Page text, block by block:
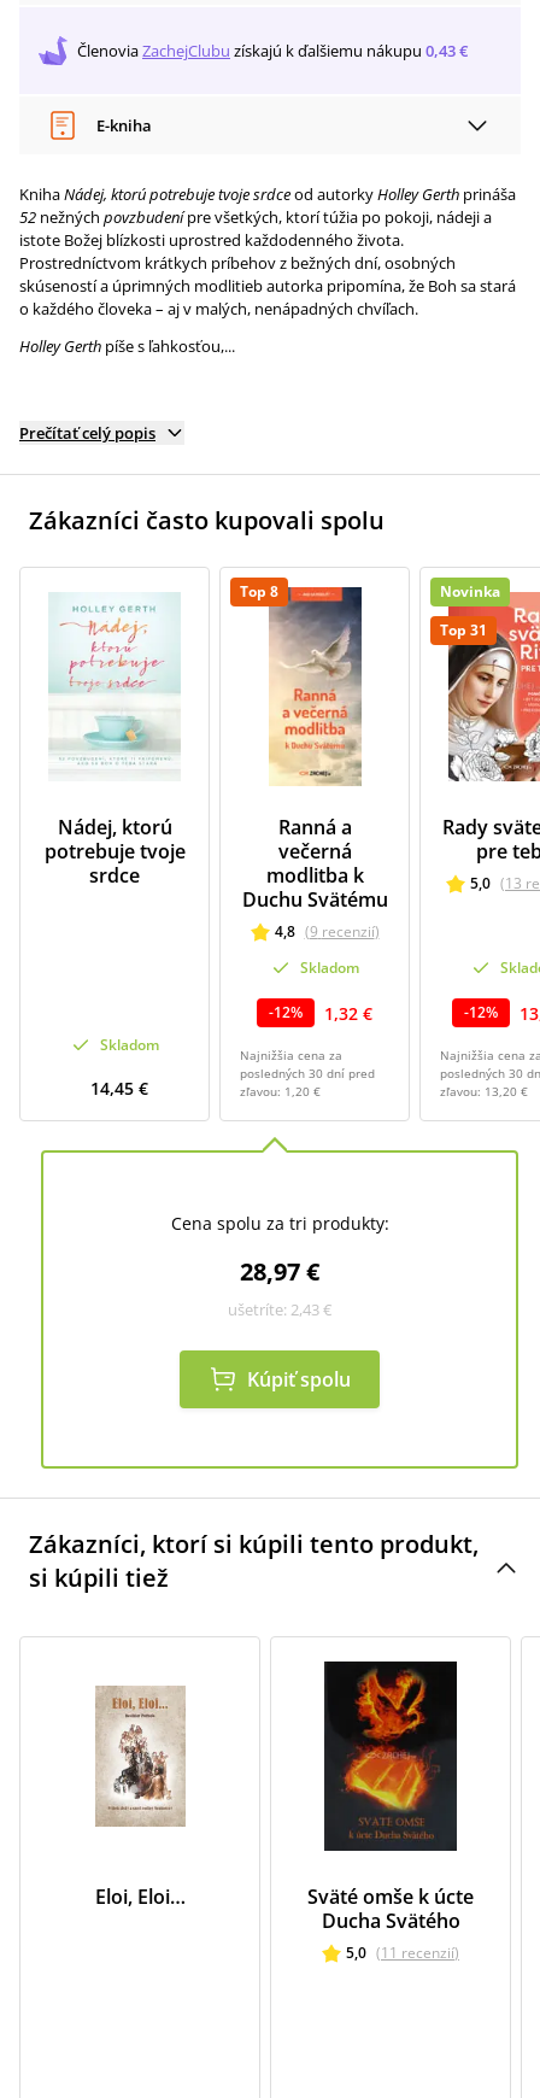
ČlenoviaZachejClubu získajú k ďalšiemu nákupu 0,43 €
E-kniha
KnihaNádej, ktorú potrebuje tvoje srdceod autorkyHolley Gerth prináša
52 nežných povzbudenípre všetkých, ktorí túžia po pokoji, nádeji a
istote Božej blízkosti uprostred každodenného života.
Prostredníctvom krátkych príbehov z bežných dní, osobných
skúseností a úprimných modlitieb autorka pripomína, že Boh sa stará
o každého človeka – aj v malých, nenápadných chvíľach.
Holley Gerth píše s ľahkosťou,...
Prečítať celý popis
Zákazníci často kupovali spolu
Nádej, ktorú
potrebuje tvoje
srdce
Skladom
14,45 €
Top 8
Ranná a
večerná
modlitba k
Duchu Svätému
4,8 (9 recenzií)
Skladom
-12% 1,32 €
Najnižšia cena za
posledných 30 dní pred
zľavou: 1,20 €
Novinka
Top 31
Rady
pre
5,0 (13
-12%
Najnižšia cena
posledných 30
zľavou: 13,20 €
Cena spolu za tri produkty:
28,97 €
ušetríte: 2,43 €
Kúpiť spolu
Zákazníci, ktorí si kúpili tento produkt,
si kúpili tiež
Eloi, Eloi…
Sväté omše k úcte
Ducha Svätého
5,0 (11 recenzií)